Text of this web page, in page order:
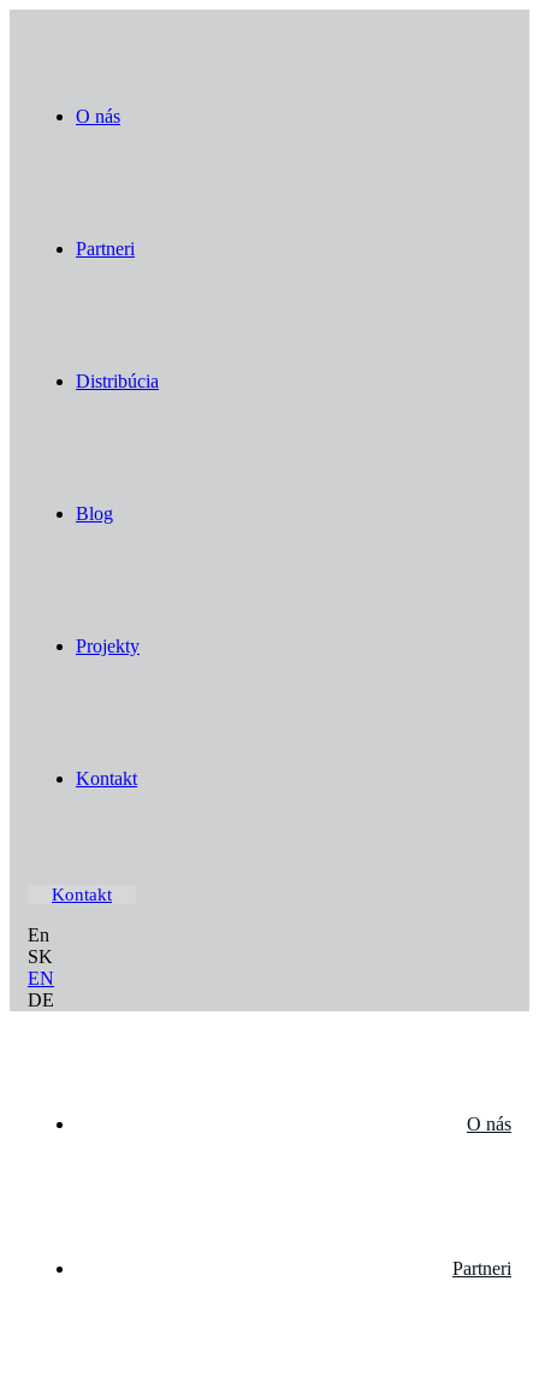
O nás
Partneri
Distribúcia
Blog
Projekty
Kontakt
Kontakt
En
SK
EN
DE
O nás
Partneri